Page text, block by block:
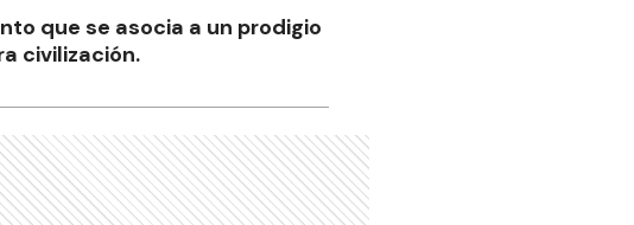
que se asocia a un prodigio
civilización.